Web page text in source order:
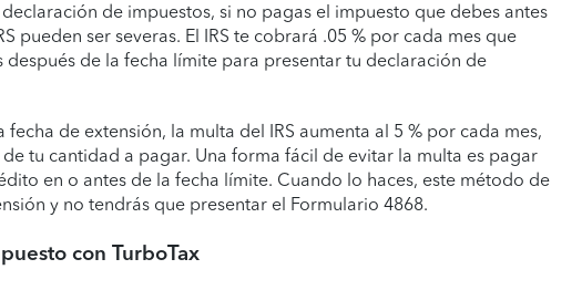
de impuestos, si no pagas el impuesto que debes antes
pueden ser severas. El IRS te cobrará .05 % por cada mes que
de la fecha límite para presentar tu declaración de
de extensión, la multa del IRS aumenta al 5 % por cada mes,
tu cantidad a pagar. Una forma fácil de evitar la multa es pagar
en o antes de la fecha límite. Cuando lo haces, este método de
y no tendrás que presentar el Formulario 4868.
con TurboTax